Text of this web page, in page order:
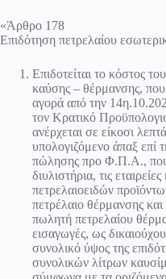
«Άρθρο 178
Επιδότηση πετρελαίου
Επιδοτείται το κόστος
καύσης – θέρμανσης, που
αγορά από την
τον Κρατικό
ανέρχεται σε είκοσι
υπολογιζόμενο άπαξ επί
πώλησης προ Φ.Π.Α., που
διυλιστήρια, τις
πετρελαιοειδών
πετρέλαιο θέρμανσης
πωλητή πετρελαίου
εισαγωγές, ως
συνολικό ύψος της
συνολικών λίτρων